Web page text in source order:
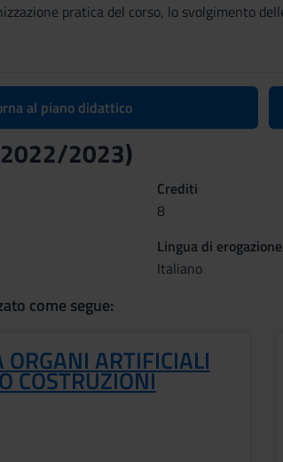
pratica del corso, lo svolgimento
al piano didattico
2023)
Crediti
8
Lingua di erogazione
Italiano
come segue:
ORGANI ARTIFICIALI
COSTRUZIONI